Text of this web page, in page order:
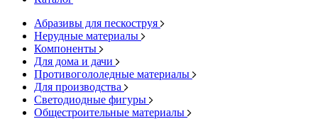
Абразивы для пескоструя
Нерудные материалы
Компоненты
Для дома и дачи
Противогололедные материалы
Для производства
Светодиодные фигуры
Общестроительные материалы